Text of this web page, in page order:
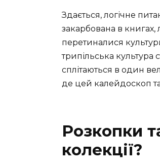
Здається, логічне
закарбована в книгах,
перетиналися
трипільська культура
сплітаються в один
де цей калейдоскоп
Розкопки
колекції?